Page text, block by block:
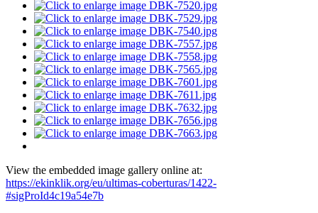
View the embedded image gallery online at:
https://ekinklik.org/eu/ultimas-coberturas/1422-
#sigProId4c19a54e7b